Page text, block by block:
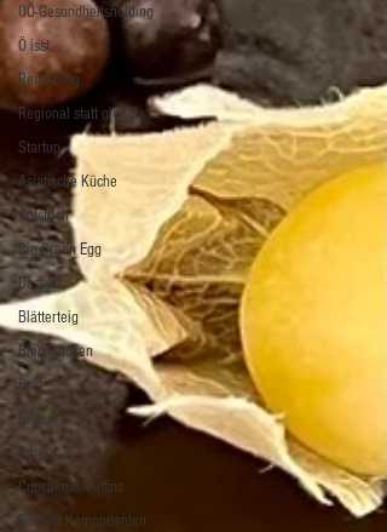
OÖ-Gesundheitsholding
Ö isst...
Reise-Blog
Regional statt global
Startup
Asiatische Küche
Aufstrich
Big Green Egg
Dessert
Blätterteig
Blechkuchen
Brot
Biskuit
Burger
Cupcakes, Muffins
Dessert Komponenten